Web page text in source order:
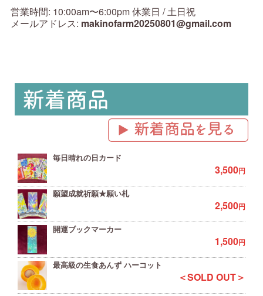
営業時間: 10:00am〜6:00pm 休業日 / 土日祝
メールアドレス: makinofarm20250801@gmail.com
毎日晴れの日カード
3,500円
願望成就祈願★願い札
2,500円
開運ブックマーカー
1,500円
最高級の生食あんず ハーコット
＜SOLD OUT＞